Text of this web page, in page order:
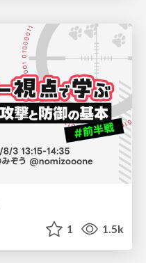
1 1.5k